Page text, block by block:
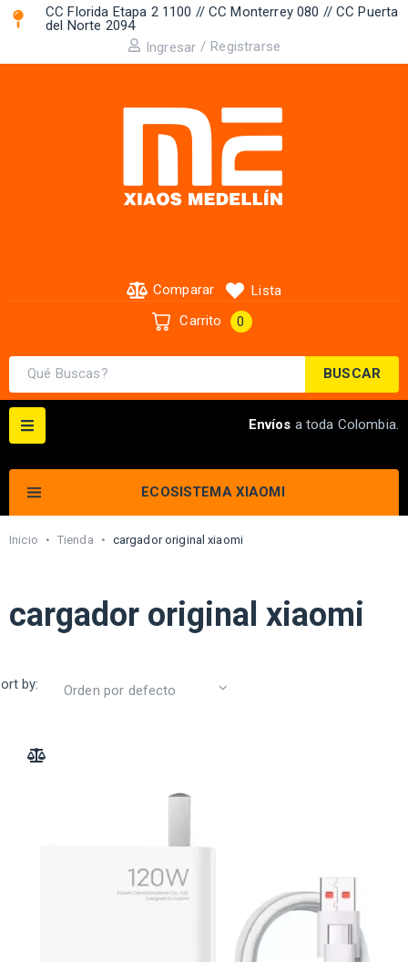
CC Florida Etapa 2 1100 // CC Monterrey 080 // CC Puerta
del Norte 2094 ​
Ingresar / Registrarse
BUSCAR
Comparar
Lista
Carrito
0
ECOSISTEMA XIAOMI
Envíos a toda Colombia.
Inicio • Tienda • cargador original xiaomi
cargador original xiaomi
by: